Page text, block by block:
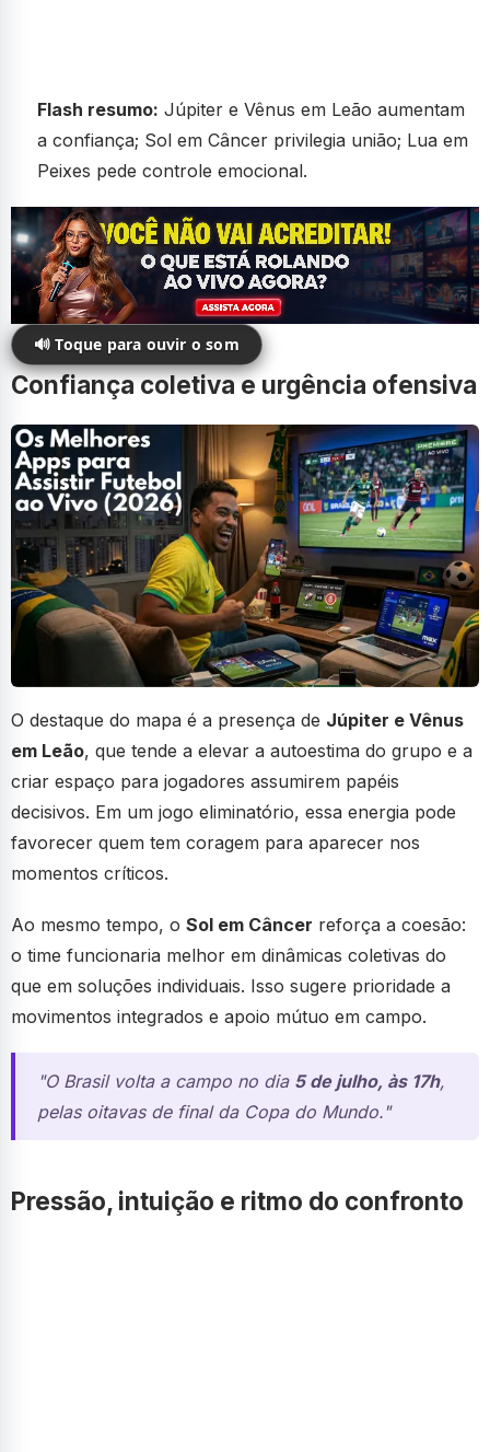
Flash resumo: Júpiter e Vênus em Leão aumentam
a confiança; Sol em Câncer privilegia união; Lua em
Peixes pede controle emocional.
🔊 Toque para ouvir o som
Confiança coletiva e urgência ofensiva
O destaque do mapa é a presença de Júpiter e Vênus
em Leão, que tende a elevar a autoestima do grupo e a
criar espaço para jogadores assumirem papéis
decisivos. Em um jogo eliminatório, essa energia pode
favorecer quem tem coragem para aparecer nos
momentos críticos.
Ao mesmo tempo, o Sol em Câncer reforça a coesão:
o time funcionaria melhor em dinâmicas coletivas do
que em soluções individuais. Isso sugere prioridade a
movimentos integrados e apoio mútuo em campo.
"O Brasil volta a campo no dia 5 de julho, às 17h,
pelas oitavas de final da Copa do Mundo."
Pressão, intuição e ritmo do confronto